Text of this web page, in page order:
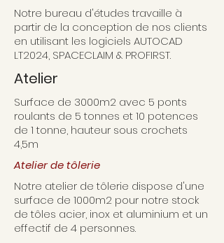
Notre bureau d'études travaille à
partir de la conception de nos clients
en utilisant les logiciels AUTOCAD
LT2024, SPACECLAIM & PROFIRST.
Atelier
Surface de 3000m2 avec 5 ponts
roulants de 5 tonnes et 10 potences
de 1 tonne, hauteur sous crochets
4,5m
Atelier de tôlerie
Notre atelier de tôlerie dispose d'une
surface de 1000m2 pour notre stock
de tôles acier, inox et aluminium et un
effectif de 4 personnes.